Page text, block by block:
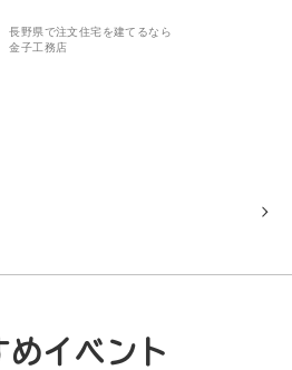
長野県で注文住宅を建てるなら
金子工務店
めイベント